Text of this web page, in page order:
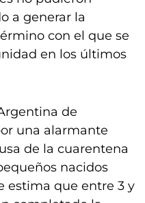
a generar la
con el que se
en los últimos
de
una alarmante
de la cuarentena
nacidos
estima que entre 3 y